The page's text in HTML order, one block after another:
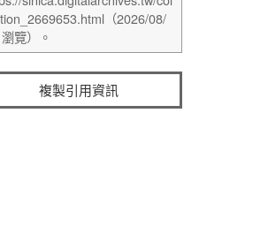
複製引用資訊